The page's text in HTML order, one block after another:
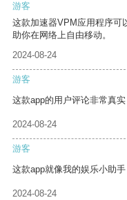
游客
这款加速器VPM应用程序可
助你在网络上自由移动。
2024-08-24
游客
这款app的用户评论非常真
2024-08-24
游客
这款app就像我的娱乐小助
2024-08-24